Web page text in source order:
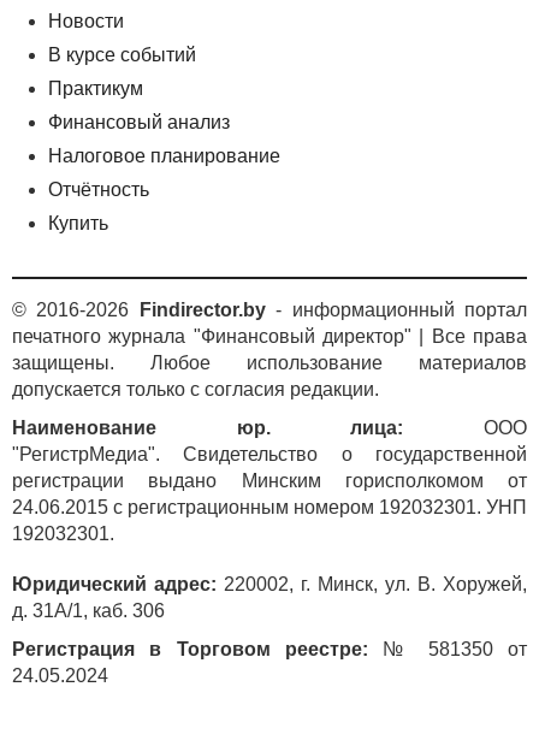
Новости
В курсе событий
Практикум
Финансовый анализ
Налоговое планирование
Отчётность
Купить
© 2016-2026 Findirector.by- информационный портал
печатного журнала "Финансовый директор" | Все права
защищены. Любое использование материалов
допускается только с согласия редакции.
Наименование юр. лица: ООО
"РегистрМедиа". Свидетельство о государственной
регистрации выдано Минским горисполкомом от
24.06.2015 с регистрационным номером 192032301. УНП
192032301.
Юридический адрес: 220002, г. Минск, ул. В. Хоружей,
д. 31А/1, каб. 306
Регистрация в Торговом реестре: № 581350 от
24.05.2024